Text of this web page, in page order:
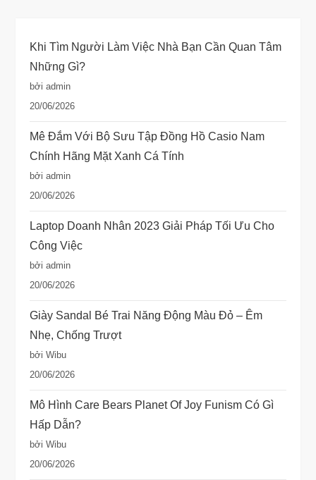
Khi Tìm Người Làm Việc Nhà Bạn Cần Quan Tâm
Những Gì?
bởi admin
20/06/2026
Mê Đắm Với Bộ Sưu Tập Đồng Hồ Casio Nam
Chính Hãng Mặt Xanh Cá Tính
bởi admin
20/06/2026
Laptop Doanh Nhân 2023 Giải Pháp Tối Ưu Cho
Công Việc
bởi admin
20/06/2026
Giày Sandal Bé Trai Năng Động Màu Đỏ – Êm
Nhẹ, Chống Trượt
bởi Wibu
20/06/2026
Mô Hình Care Bears Planet Of Joy Funism Có Gì
Hấp Dẫn?
bởi Wibu
20/06/2026